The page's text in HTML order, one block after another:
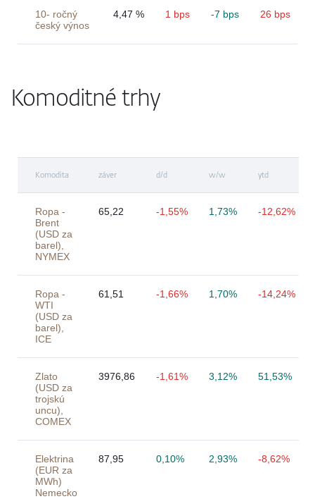
10- ročný
český výnos
4,47 % 1 bps -7 bps 26 bps
Komoditné trhy
Komodita záver d/d w/w ytd
Ropa -
Brent
(USD za
barel),
NYMEX
65,22 -1,55% 1,73% -12,62%
Ropa -
WTI
(USD za
barel),
ICE
61,51 -1,66% 1,70% -14,24%
Zlato
(USD za
trojskú
uncu),
COMEX
3976,86 -1,61% 3,12% 51,53%
Elektrina
(EUR za
MWh)
Nemecko
87,95 0,10% 2,93% -8,62%